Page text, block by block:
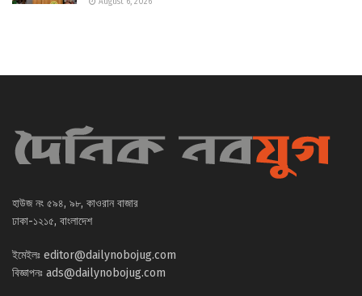
হাউজ নং ৫৯৪, ৯৮, কাওরান বাজার
ঢাকা-১২১৫, বাংলাদেশ
ইমেইলঃ editor@dailynobojug.com
বিজ্ঞাপনঃ ads@dailynobojug.com